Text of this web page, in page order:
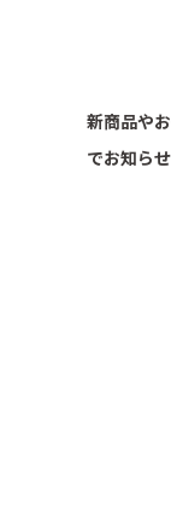
新商品や
でお知らせ